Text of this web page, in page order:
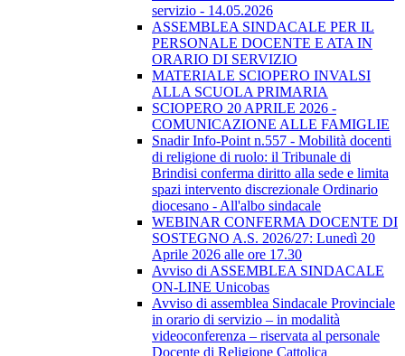
servizio - 14.05.2026
ASSEMBLEA SINDACALE PER IL
PERSONALE DOCENTE E ATA IN
ORARIO DI SERVIZIO
MATERIALE SCIOPERO INVALSI
ALLA SCUOLA PRIMARIA
SCIOPERO 20 APRILE 2026 -
COMUNICAZIONE ALLE FAMIGLIE
Snadir Info-Point n.557 - Mobilità docenti
di religione di ruolo: il Tribunale di
Brindisi conferma diritto alla sede e limita
spazi intervento discrezionale Ordinario
diocesano - All'albo sindacale
WEBINAR CONFERMA DOCENTE DI
SOSTEGNO A.S. 2026/27: Lunedì 20
Aprile 2026 alle ore 17.30
Avviso di ASSEMBLEA SINDACALE
ON-LINE Unicobas
Avviso di assemblea Sindacale Provinciale
in orario di servizio – in modalità
videoconferenza – riservata al personale
Docente di Religione Cattolica